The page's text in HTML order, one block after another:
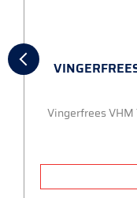
Vingerfrees